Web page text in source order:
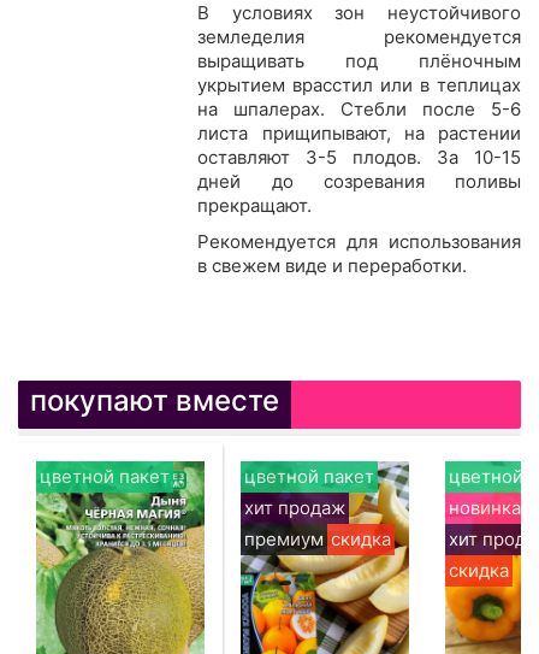
В условиях зон неустойчивого
земледелия рекомендуется
выращивать под плёночным
укрытием врасстил или в теплицах
на шпалерах. Стебли после 5-6
листа прищипывают, на растении
оставляют 3-5 плодов. За 10-15
дней до созревания поливы
прекращают.
Рекомендуется для использования
в свежем виде и переработки.
покупают вместе
цветной пакет
цветной пакет
хит продаж
премиум скидка
цветной
новинка
хит
скидка